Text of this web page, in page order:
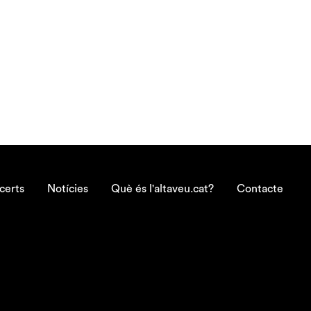
Notícies Què és l'altaveu.cat? Contacte